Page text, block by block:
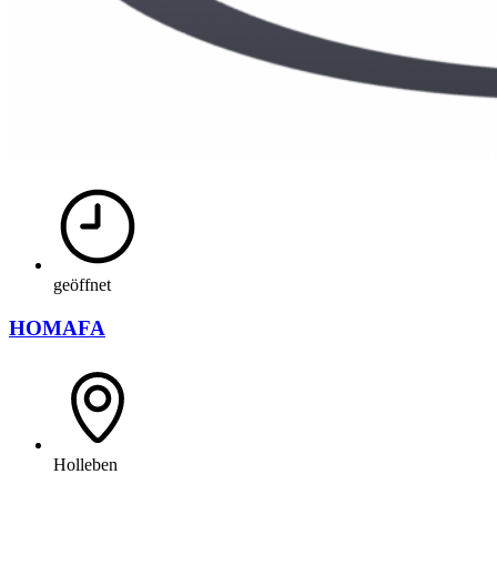
geöffnet
HOMAFA
Holleben